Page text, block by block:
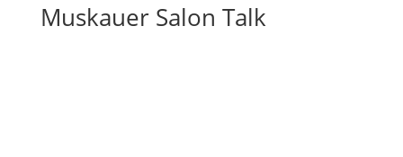
Muskauer Salon Talk